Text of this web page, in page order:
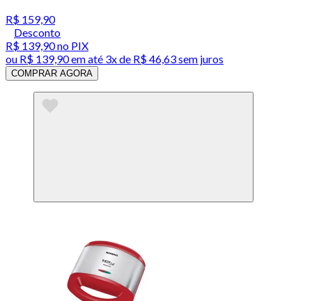
R$ 159,90
Desconto
R$ 139,90no PIX
ou R$ 139,90em até 3x de R$ 46,63 sem juros
COMPRAR AGORA